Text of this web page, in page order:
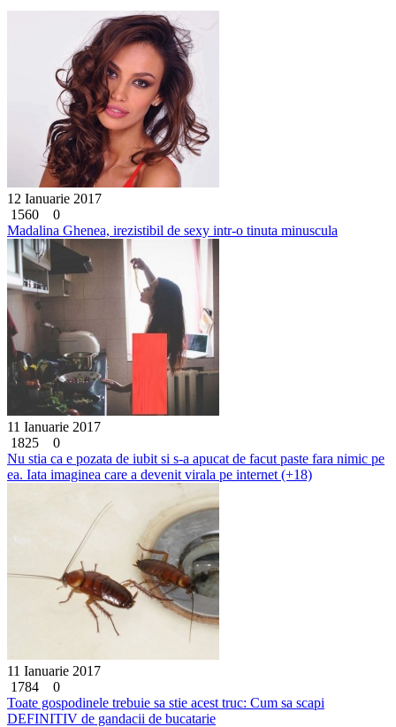
12 Ianuarie 2017
1560
0
Madalina Ghenea, irezistibil de sexy intr-o tinuta minuscula
11 Ianuarie 2017
1825
0
Nu stia ca e pozata de iubit si s-a apucat de facut paste fara nimic pe
ea. Iata imaginea care a devenit virala pe internet (+18)
11 Ianuarie 2017
1784
0
Toate gospodinele trebuie sa stie acest truc: Cum sa scapi
DEFINITIV de gandacii de bucatarie